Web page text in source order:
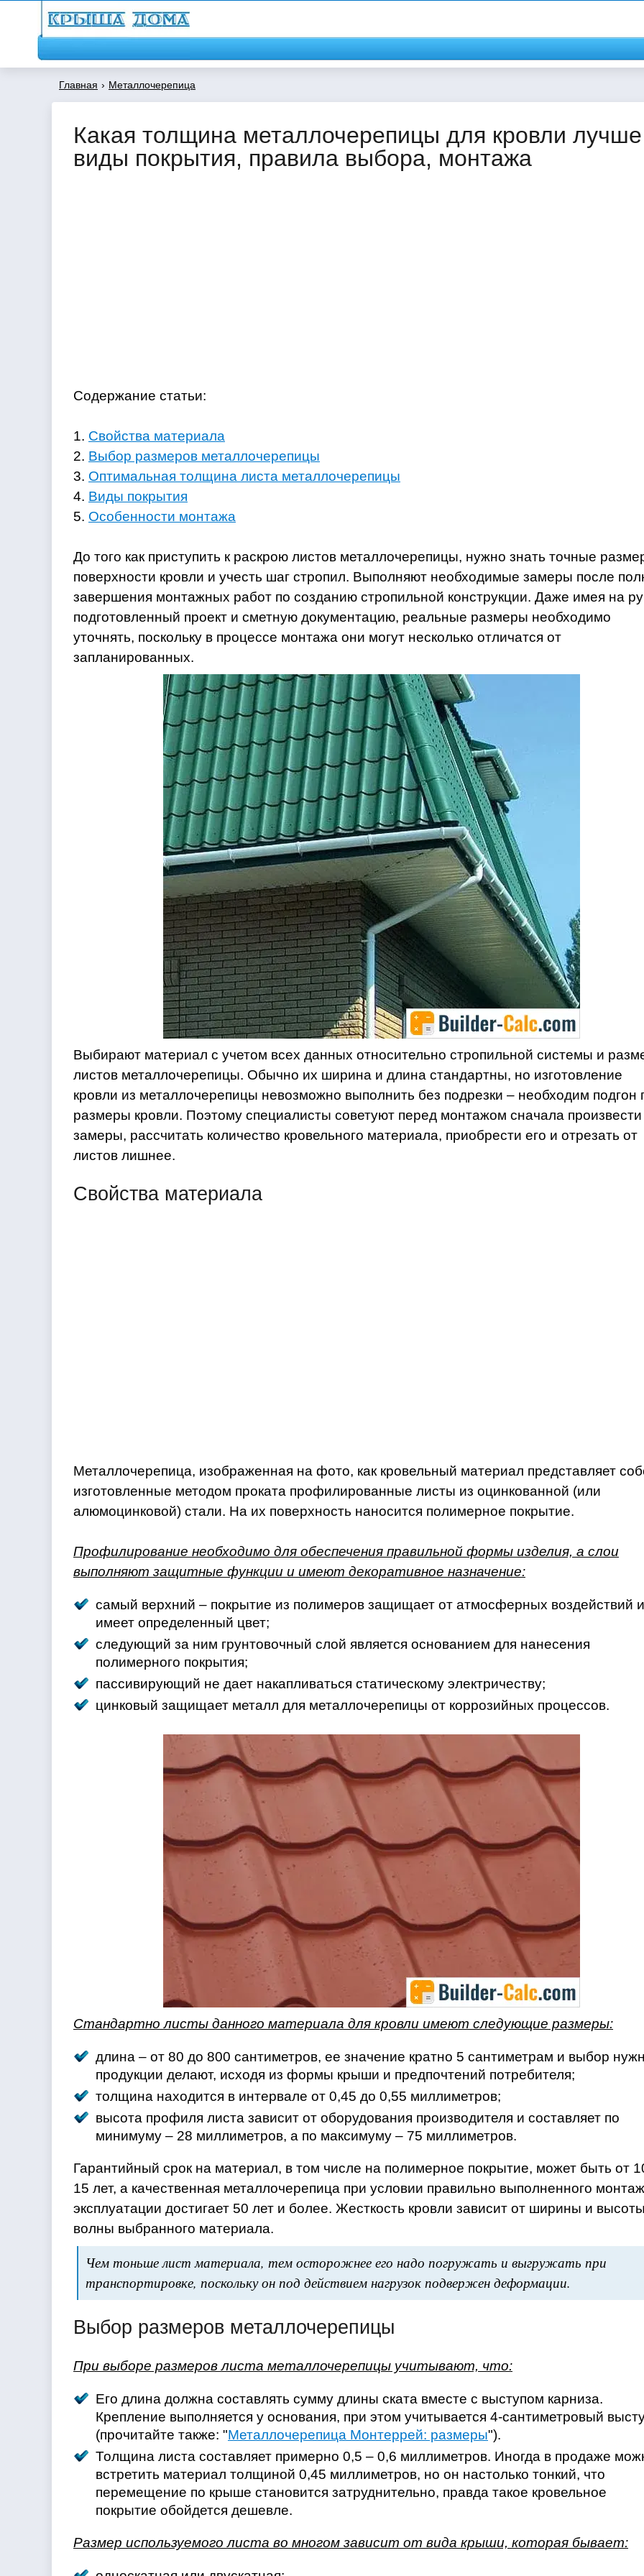
Главная › Металлочерепица
Какая толщина металлочерепицы для кровли
виды покрытия, правила выбора, монтажа
Содержание статьи:
1. Свойства материала
2. Выбор размеров металлочерепицы
3. Оптимальная толщина листа металлочерепицы
4. Виды покрытия
5. Особенности монтажа
До того как приступить к раскрою листов металлочерепицы, нужно знать точные
поверхности кровли и учесть шаг стропил. Выполняют необходимые замеры после
завершения монтажных работ по созданию стропильной конструкции. Даже имея на
подготовленный проект и сметную документацию, реальные размеры необходимо
уточнять, поскольку в процессе монтажа они могут несколько отличатся от
запланированных.
Выбирают материал с учетом всех данных относительно стропильной системы и
листов металлочерепицы. Обычно их ширина и длина стандартны, но изготовление
кровли из металлочерепицы невозможно выполнить без подрезки – необходим подгон
размеры кровли. Поэтому специалисты советуют перед монтажом сначала произвести
замеры, рассчитать количество кровельного материала, приобрести его и отрезать от
листов лишнее.
Свойства материала
Металлочерепица, изображенная на фото, как кровельный материал представляет
изготовленные методом проката профилированные листы из оцинкованной (или
алюмоцинковой) стали. На их поверхность наносится полимерное покрытие.
Профилирование необходимо для обеспечения правильной формы изделия, а слои
выполняют защитные функции и имеют декоративное назначение:
самый верхний – покрытие из полимеров защищает от атмосферных воздействий и
имеет определенный цвет;
следующий за ним грунтовочный слой является основанием для нанесения
полимерного покрытия;
пассивирующий не дает накапливаться статическому электричеству;
цинковый защищает металл для металлочерепицы от коррозийных процессов.
Стандартно листы данного материала для кровли имеют следующие размеры:
длина – от 80 до 800 сантиметров, ее значение кратно 5 сантиметрам и выбор
продукции делают, исходя из формы крыши и предпочтений потребителя;
толщина находится в интервале от 0,45 до 0,55 миллиметров;
высота профиля листа зависит от оборудования производителя и составляет по
минимуму – 28 миллиметров, а по максимуму – 75 миллиметров.
Гарантийный срок на материал, в том числе на полимерное покрытие, может быть от
15 лет, а качественная металлочерепица при условии правильно выполненного
эксплуатации достигает 50 лет и более. Жесткость кровли зависит от ширины и
волны выбранного материала.
Чем тоньше лист материала, тем осторожнее его надо погружать и выгружать при
транспортировке, поскольку он под действием нагрузок подвержен деформации.
Выбор размеров металлочерепицы
При выборе размеров листа металлочерепицы учитывают, что:
Его длина должна составлять сумму длины ската вместе с выступом карниза.
Крепление выполняется у основания, при этом учитывается 4-сантиметровый
(прочитайте также: "Металлочерепица Монтеррей: размеры").
Толщина листа составляет примерно 0,5 – 0,6 миллиметров. Иногда в продаже
встретить материал толщиной 0,45 миллиметров, но он настолько тонкий, что
перемещение по крыше становится затруднительно, правда такое кровельное
покрытие обойдется дешевле.
Размер используемого листа во многом зависит от вида крыши, которая бывает: